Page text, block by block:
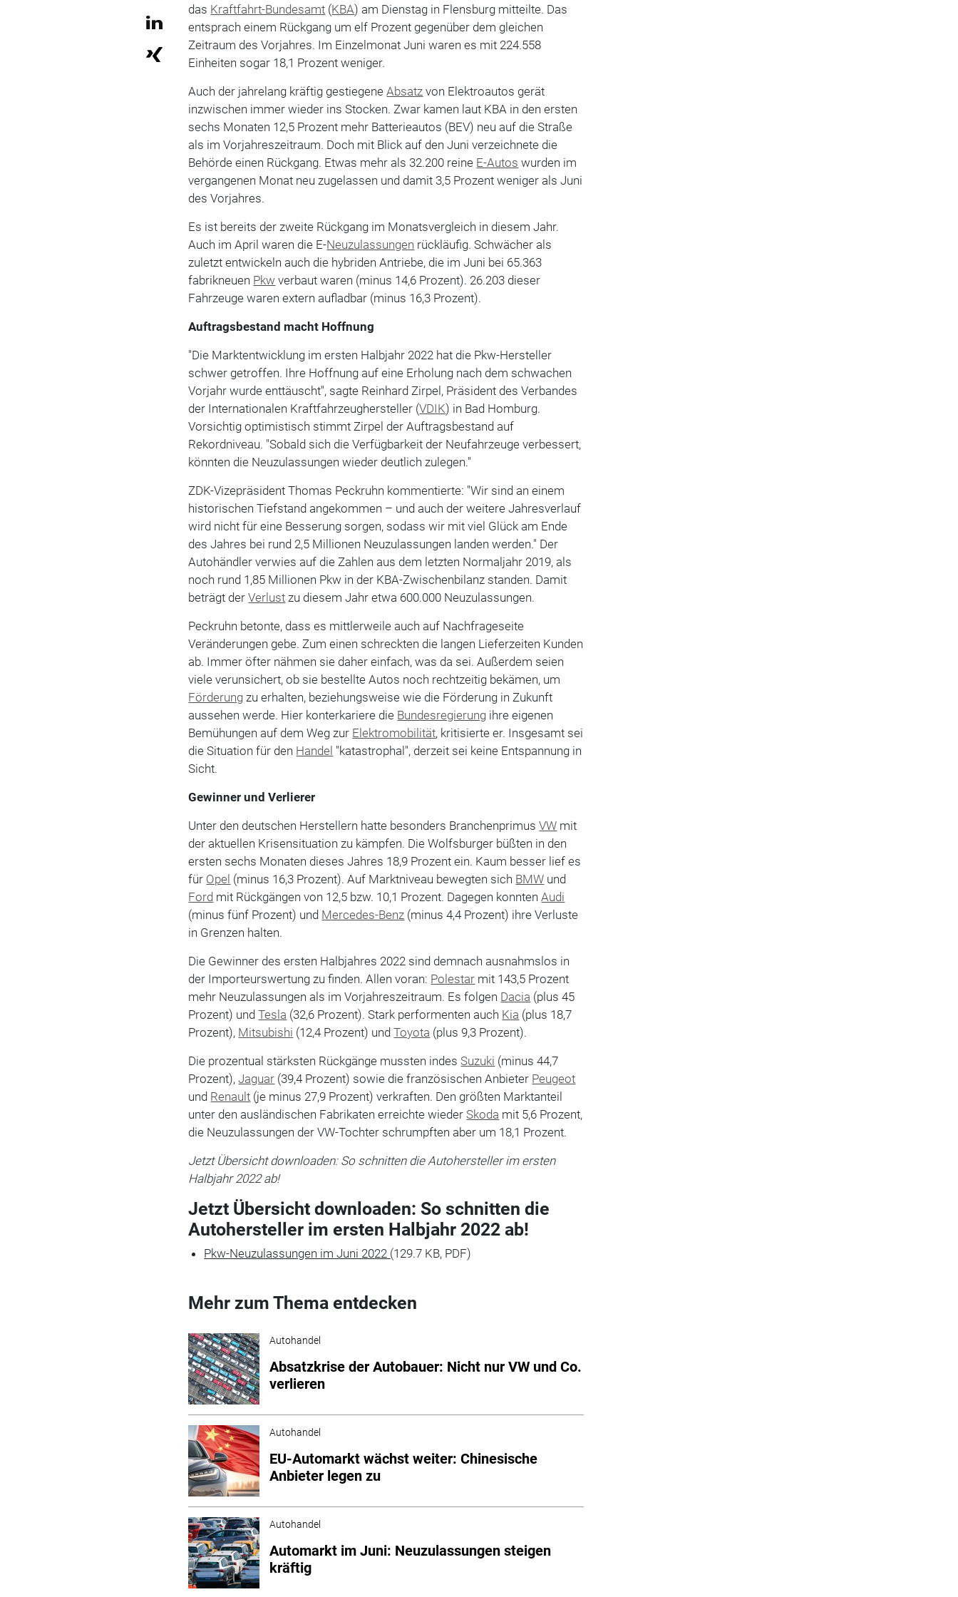
das Kraftfahrt-Bundesamt (KBA) am Dienstag in Flensburg mitteilte. Das
entsprach einem Rückgang um elf Prozent gegenüber dem gleichen
Zeitraum des Vorjahres. Im Einzelmonat Juni waren es mit 224.558
Einheiten sogar 18,1 Prozent weniger.
Auch der jahrelang kräftig gestiegeneAbsatz von Elektroautos gerät
inzwischen immer wieder ins Stocken. Zwar kamen laut KBA in den ersten
sechs Monaten 12,5 Prozent mehr Batterieautos (BEV) neu auf die Straße
als im Vorjahreszeitraum. Doch mit Blick auf den Juni verzeichnete die
Behörde einen Rückgang. Etwas mehr als 32.200 reine E-Autos wurden im
vergangenen Monat neu zugelassen und damit 3,5 Prozent weniger als Juni
des Vorjahres.
Es ist bereits der zweite Rückgang im Monatsvergleich in diesem Jahr.
Auch im April waren die E-Neuzulassungen rückläufig. Schwächer als
zuletzt entwickeln auch die hybriden Antriebe, die im Juni bei 65.363
fabrikneuen Pkw verbaut waren (minus 14,6 Prozent). 26.203 dieser
Fahrzeuge waren extern aufladbar (minus 16,3 Prozent).
Auftragsbestand macht Hoffnung
"Die Marktentwicklung im ersten Halbjahr 2022 hat die Pkw-Hersteller
schwer getroffen. Ihre Hoffnung auf eine Erholung nach dem schwachen
Vorjahr wurde enttäuscht", sagte Reinhard Zirpel, Präsident des Verbandes
der Internationalen Kraftfahrzeughersteller (VDIK) in Bad Homburg.
Vorsichtig optimistisch stimmt Zirpel der Auftragsbestand auf
Rekordniveau. "Sobald sich die Verfügbarkeit der Neufahrzeuge verbessert,
könnten die Neuzulassungen wieder deutlich zulegen."
ZDK-Vizepräsident Thomas Peckruhn kommentierte: "Wir sind an einem
historischen Tiefstand angekommen – und auch der weitere Jahresverlauf
wird nicht für eine Besserung sorgen, sodass wir mit viel Glück am Ende
des Jahres bei rund 2,5 Millionen Neuzulassungen landen werden." Der
Autohändler verwies auf die Zahlen aus dem letzten Normaljahr 2019, als
noch rund 1,85 Millionen Pkw in der KBA-Zwischenbilanz standen. Damit
beträgt derVerlust zu diesem Jahr etwa 600.000 Neuzulassungen.
Peckruhn betonte, dass es mittlerweile auch auf Nachfrageseite
Veränderungen gebe. Zum einen schreckten die langen Lieferzeiten Kunden
ab. Immer öfter nähmen sie daher einfach, was da sei. Außerdem seien
viele verunsichert, ob sie bestellte Autos noch rechtzeitig bekämen, um
Förderung zu erhalten, beziehungsweise wie die Förderung in Zukunft
aussehen werde. Hier konterkariere die Bundesregierung ihre eigenen
Bemühungen auf dem Weg zur Elektromobilität, kritisierte er. Insgesamt sei
die Situation für den Handel "katastrophal", derzeit sei keine Entspannung in
Sicht.
Gewinner und Verlierer
Unter den deutschen Herstellern hatte besonders BranchenprimusVW mit
der aktuellen Krisensituation zu kämpfen. Die Wolfsburger büßten in den
ersten sechs Monaten dieses Jahres 18,9 Prozent ein. Kaum besser lief es
für Opel (minus 16,3 Prozent). Auf Marktniveau bewegten sich BMW und
Ford mit Rückgängen von 12,5 bzw. 10,1 Prozent. Dagegen konntenAudi
(minus fünf Prozent) und Mercedes-Benz (minus 4,4 Prozent) ihre Verluste
in Grenzen halten.
Die Gewinner des ersten Halbjahres 2022 sind demnach ausnahmslos in
der Importeurswertung zu finden. Allen voran: Polestar mit 143,5 Prozent
mehr Neuzulassungen als im Vorjahreszeitraum. Es folgen Dacia (plus 45
Prozent) undTesla (32,6 Prozent). Stark performenten auch Kia (plus 18,7
Prozent), Mitsubishi (12,4 Prozent) undToyota (plus 9,3 Prozent).
Die prozentual stärksten Rückgänge mussten indes Suzuki (minus 44,7
Prozent),Jaguar (39,4 Prozent) sowie die französischen Anbieter Peugeot
und Renault (je minus 27,9 Prozent) verkraften. Den größten Marktanteil
unter den ausländischen Fabrikaten erreichte wieder Skoda mit 5,6 Prozent,
die Neuzulassungen der VW-Tochter schrumpften aber um 18,1 Prozent.
Jetzt Übersicht downloaden: So schnitten die Autohersteller im ersten
Halbjahr 2022 ab!
Jetzt Übersicht downloaden: So schnitten die
Autohersteller im ersten Halbjahr 2022 ab!
Pkw-Neuzulassungen im Juni 2022 (129.7 KB, PDF)
Mehr zum Thema entdecken
Autohandel
Absatzkrise der Autobauer: Nicht nur VW und Co.
verlieren
Autohandel
EU-Automarkt wächst weiter: Chinesische
Anbieter legen zu
Autohandel
Automarkt im Juni: Neuzulassungen steigen
kräftig